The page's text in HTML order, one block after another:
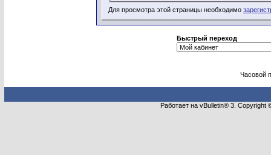
Для просмотра этой страницы необходимо
Быстрый переход
Часовой
Работает на vBulletin® 3.